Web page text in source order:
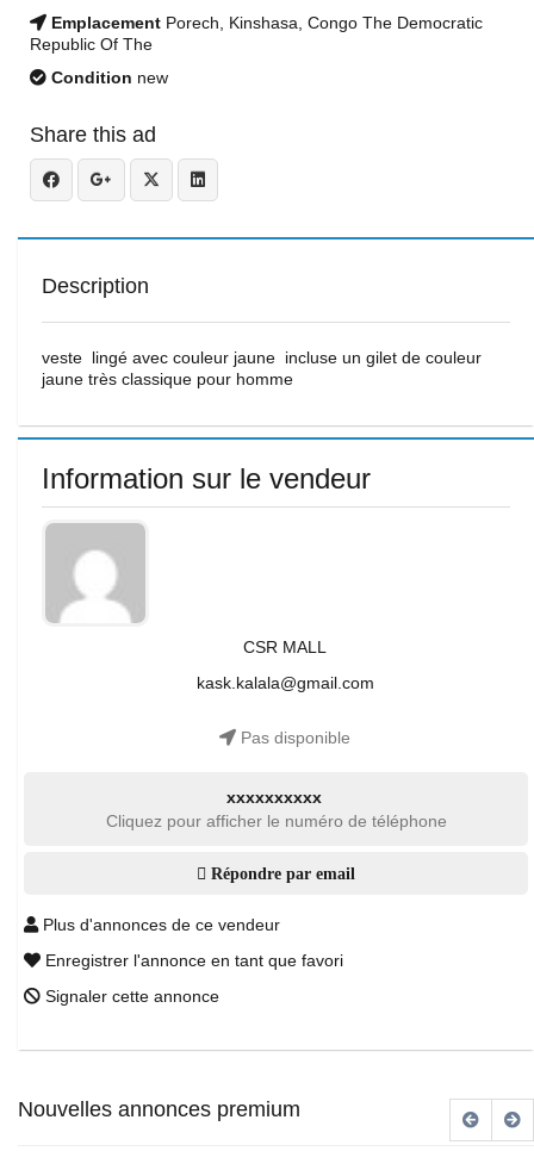
Emplacement Porech, Kinshasa, Congo The Democratic
Republic Of The
Condition new
Share this ad
Description
veste lingé avec couleur jaune incluse un gilet de couleur
jaune très classique pour homme
Information sur le vendeur
CSR MALL
kask.kalala@gmail.com
Pas disponible
xxxxxxxxxx
Cliquez pour afficher le numéro de téléphone
Répondre par email
Plus d'annonces de ce vendeur
Enregistrer l'annonce en tant que favori
Signaler cette annonce
Nouvelles annonces premium